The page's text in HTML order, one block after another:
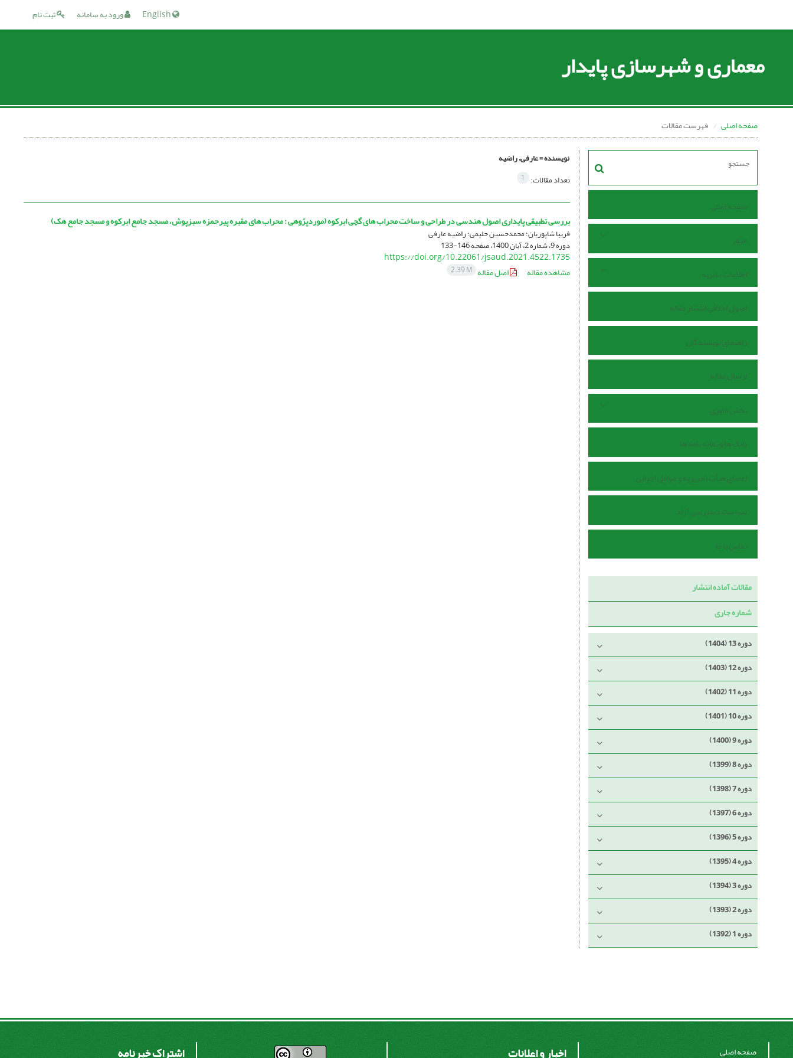
ثبت نام ورود به سامانه
معماری و شهرسازی پایدار
صفحه اصلی فهرست مقالات
صفحه اصلی
مرور
اطلاعات نشریه
اصول اخلاقی انتشار مقاله
راهنمای نویسندگان
ارسال مقاله
بخش داوری
بانک ها و نمایه نامه ها
اعضای هیأت تحریریه و عوامل اجرایی
سیاست دسترسی آزاد
تماس با ما
مقالات آماده انتشار
شماره جاری
دوره 13 (1404)
دوره 12 (1403)
دوره 11 (1402)
دوره 10 (1401)
دوره 9 (1400)
دوره 8 (1399)
دوره 7 (1398)
دوره 6 (1397)
دوره 5 (1396)
دوره 4 (1395)
دوره 3 (1394)
دوره 2 (1393)
دوره 1 (1392)
نویسنده =عارفی، راضیه
تعداد مقالات: 1
بررسی تطبیقی پایداری اصول هندسی در طراحی و ساخت محراب های گچی ابرکوه (موردپژوهی : محراب های مقبره پیرحمزه سبزپوش، مسجد جامع ابرکوه و مسجد جامع هک)
فریبا شاپوریان؛ محمدحسین حلیمی؛ راضیه عارفی
دوره 9، شماره 2، آبان 1400، صفحه 146-133
https://doi.org/10.22061/jsaud.2021.4522.1735
مشاهده مقاله
اصل مقاله 2.39 M
صفحه اصلی
اخبار و اعلانات اشتراک خبرنامه